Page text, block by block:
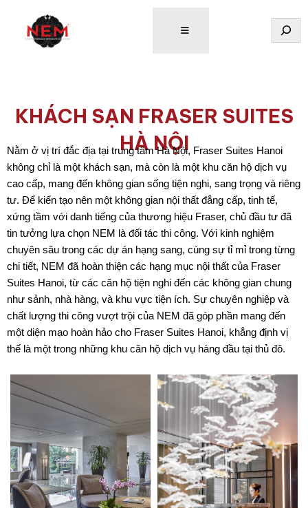
Tìm
kiếm
KHÁCH SẠN FRASER SUITES
HÀ NỘI
Nằm ở vị trí đắc địa tại trung tâm Hà Nội, Fraser Suites Hanoi
không chỉ là một khách sạn, mà còn là một khu căn hộ dịch vụ
cao cấp, mang đến không gian sống tiện nghi, sang trọng và riêng
tư. Để kiến tạo nên một không gian nội thất đẳng cấp, tinh tế,
xứng tầm với danh tiếng của thương hiệu Fraser, chủ đầu tư đã
tin tưởng lựa chọn NEM là đối tác thi công. Với kinh nghiệm
chuyên sâu trong các dự án hạng sang, cùng sự tỉ mỉ trong từng
chi tiết, NEM đã hoàn thiện các hạng mục nội thất của Fraser
Suites Hanoi, từ các căn hộ tiện nghi đến các không gian chung
như sảnh, nhà hàng, và khu vực tiện ích. Sự chuyên nghiệp và
chất lượng thi công vượt trội của NEM đã góp phần mang đến
một diện mạo hoàn hảo cho Fraser Suites Hanoi, khẳng định vị
thế là một trong những khu căn hộ dịch vụ hàng đầu tại thủ đô.